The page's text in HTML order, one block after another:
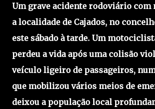
Um grave acidente rodoviário com
a localidade de Cajados, no
este sábado à tarde. Um
perdeu a vida após uma colisão
veículo ligeiro de passageiros,
que mobilizou vários meios de
deixou a população local